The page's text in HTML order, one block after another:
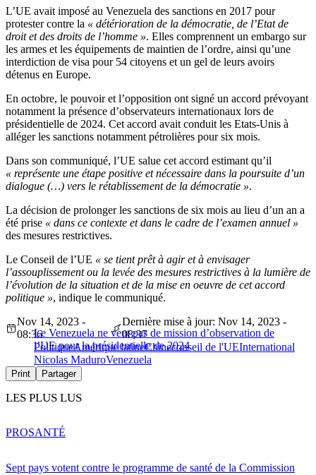
L’UE avait imposé au Venezuela des sanctions en 2017 pour
protester contre la « détérioration de la démocratie, de l’Etat de
droit et des droits de l’homme ». Elles comprennent un embargo sur
les armes et les équipements de maintien de l’ordre, ainsi qu’une
interdiction de visa pour 54 citoyens et un gel de leurs avoirs
détenus en Europe.
En octobre, le pouvoir et l’opposition ont signé un accord prévoyant
notamment la présence d’observateurs internationaux lors de
présidentielle de 2024. Cet accord avait conduit les Etats-Unis à
alléger les sanctions notamment pétrolières pour six mois.
Dans son communiqué, l’UE salue cet accord estimant qu’il
« représente une étape positive et nécessaire dans la poursuite d’un
dialogue (…) vers le rétablissement de la démocratie ».
La décision de prolonger les sanctions de six mois au lieu d’un an a
été prise « dans ce contexte et dans le cadre de l’examen annuel »
des mesures restrictives.
Le Conseil de l’UE « se tient prêt à agir et à envisager
l’assouplissement ou la levée des mesures restrictives à la lumière de
l’évolution de la situation et de la mise en oeuvre de cet accord
politique », indique le communiqué.
Le Venezuela ne veut pas de mission d’observation de
l’UE pour la présidentielle de 2024
Nov 14, 2023 -
08:36
Dernière mise à jour: Nov 14, 2023 -
08:37
PolitiqueAmérique latineChineconseil de l'UEInternational
Nicolas MaduroVenezuela
Print Partager
LES PLUS LUS
Sept pays votent contre le programme de santé de la Commission
PROSANTÉ